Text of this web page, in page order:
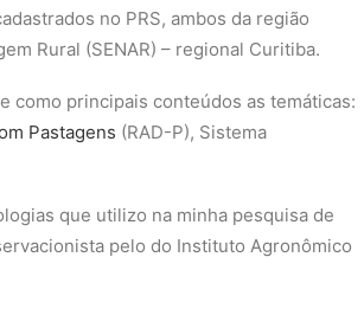
no PRS, ambos da região
Rural (SENAR) – regional Curitiba.
como principais conteúdos as temáticas:
Pastagens (RAD-P), Sistema
que utilizo na minha pesquisa de
pelo do Instituto Agronômico